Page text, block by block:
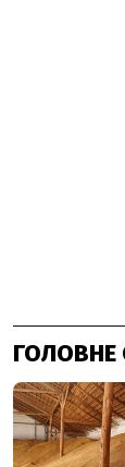
ГОЛОВНЕ